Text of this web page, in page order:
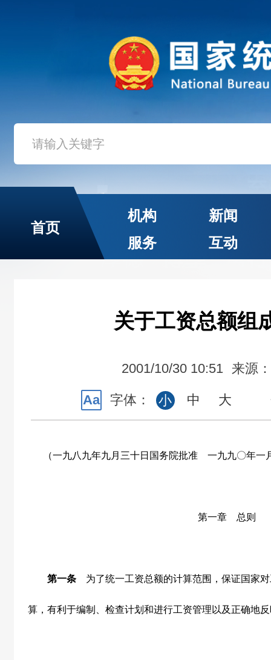
首页
机构
新闻
服务
互动
关于工资总额组
2001/10/30 10:51 来源
Aa 字体： 小 中 大
（一九八九年九月三十日国务院批准 一九九〇年一
第一章 总则
第一条 为了统一工资总额的计算范围，保证国家
算，有利于编制、检查计划和进行工资管理以及正确地